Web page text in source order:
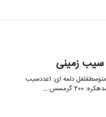
مواد لازم:سینه مرغ: 8 تکهپیاز: 1 عدد متوسطفلفل دلمه ای: 1عددسیب